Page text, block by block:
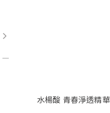
水楊酸 青春淨透精